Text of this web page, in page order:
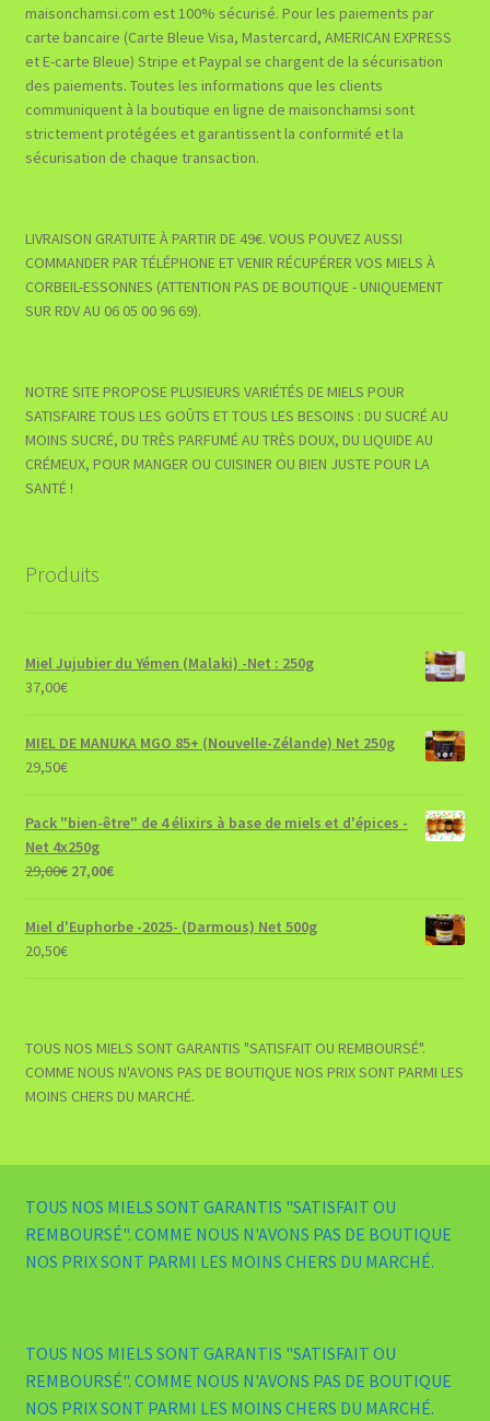
maisonchamsi.com est 100% sécurisé. Pour les paiements par
carte bancaire (Carte Bleue Visa, Mastercard, AMERICAN EXPRESS
et E-carte Bleue) Stripe et Paypal se chargent de la sécurisation
des paiements. Toutes les informations que les clients
communiquent à la boutique en ligne de maisonchamsi sont
strictement protégées et garantissent la conformité et la
sécurisation de chaque transaction.
LIVRAISON GRATUITE À PARTIR DE 49€. VOUS POUVEZ AUSSI
COMMANDER PAR TÉLÉPHONE ET VENIR RÉCUPÉRER VOS MIELS À
CORBEIL-ESSONNES (ATTENTION PAS DE BOUTIQUE - UNIQUEMENT
SUR RDV AU 06 05 00 96 69).
NOTRE SITE PROPOSE PLUSIEURS VARIÉTÉS DE MIELS POUR
SATISFAIRE TOUS LES GOÛTS ET TOUS LES BESOINS : DU SUCRÉ AU
MOINS SUCRÉ, DU TRÈS PARFUMÉ AU TRÈS DOUX, DU LIQUIDE AU
CRÉMEUX, POUR MANGER OU CUISINER OU BIEN JUSTE POUR LA
SANTÉ !
Produits
Miel Jujubier du Yémen (Malaki) -Net : 250g
37,00€
MIEL DE MANUKA MGO 85+ (Nouvelle-Zélande) Net 250g
29,50€
Pack "bien-être" de 4 élixirs à base de miels et d'épices -
Net 4x250g
29,00€ Le
initial
était :
27,00€Le
actuel
Miel d'Euphorbe -2025- (Darmous) Net 500g
20,50€
TOUS NOS MIELS SONT GARANTIS "SATISFAIT OU REMBOURSÉ".
COMME NOUS N'AVONS PAS DE BOUTIQUE NOS PRIX SONT PARMI LES
MOINS CHERS DU MARCHÉ.
TOUS NOS MIELS SONT GARANTIS "SATISFAIT OU
REMBOURSÉ". COMME NOUS N'AVONS PAS DE BOUTIQUE
NOS PRIX SONT PARMI LES MOINS CHERS DU MARCHÉ.
TOUS NOS MIELS SONT GARANTIS "SATISFAIT OU
REMBOURSÉ". COMME NOUS N'AVONS PAS DE BOUTIQUE
NOS PRIX SONT PARMI LES MOINS CHERS DU MARCHÉ.